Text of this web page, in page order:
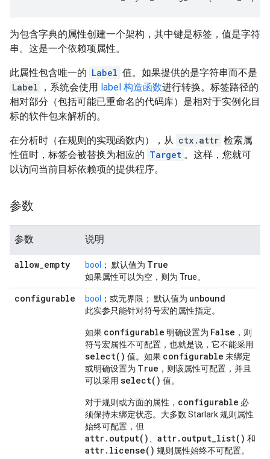
为包含字典的属性创建一个架构，其中键是标签，值是字符
串。这是一个依赖项属性。
此属性包含唯一的 Label 值。如果提供的是字符串而不是
Label
，系统会使用 label 构造函数进行转换。标签路径的
相对部分（包括可能已重命名的代码库）是相对于实例化目
标的软件包来解析的。
在分析时（在规则的实现函数内），从 ctx.attr 检索属
性值时，标签会被替换为相应的 Target 。这样，您就可
以访问当前目标依赖项的提供程序。
参数
参数 说明
allow_empty bool ； 默认值为 True
如果属性可以为空，则为 True。
configurable bool ；或无界限； 默认值为 unbound
此实参只能针对符号宏的属性指定。
如果 configurable 明确设置为 False ，则
符号宏属性不可配置，也就是说，它不能采用
select() 值。如果 configurable 未绑定
或明确设置为 True ，则该属性可配置，并且
可以采用 select() 值。
对于规则或方面的属性， configurable 必
须保持未绑定状态。大多数 Starlark 规则属性
始终可配置，但
attr.output() attr.output_list() 和
attr.license() 规则属性始终不可配置。